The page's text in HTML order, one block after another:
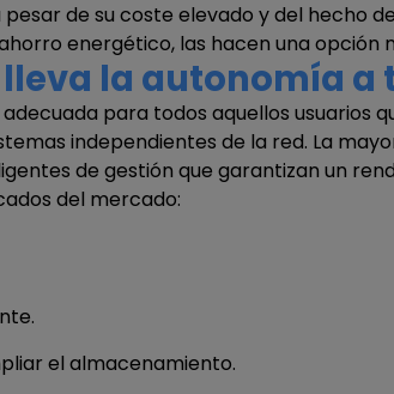
de su coste elevado y del hecho
energético, las hacen una opción
la autonomía a
para todos aquellos usuarios
independientes de la red. La
de gestión que garantizan un
del mercado:
el almacenamiento.